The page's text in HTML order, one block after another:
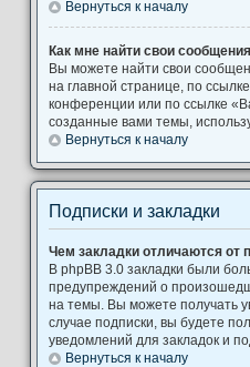
Вернуться к началу
Как мне найти свои
Вы можете найти свои
на главной странице, по
конференции или по ссылке
созданные вами темы,
Вернуться к началу
Подписки и закладки
Чем закладки отличаются от
В phpBB 3.0 закладки были
предупреждений о
на темы. Вы можете получать
случае подписки, вы будете
уведомлений для закладок и
Вернуться к началу